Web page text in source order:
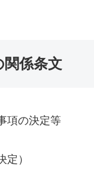
関係条文
項の決定等
定）